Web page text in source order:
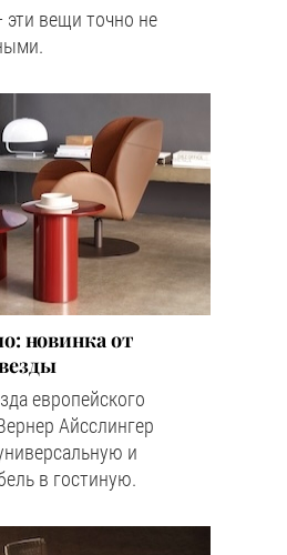
вещи точно не
новинка от
европейского
Айсслингер
и
в гостиную.